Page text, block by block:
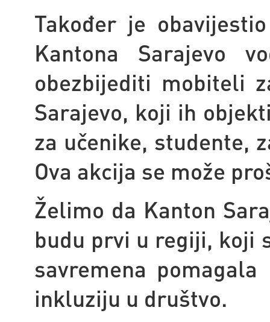
Također je
Kantona Sarajevo
obezbijediti mobiteli
Sarajevo, koji ih
za učenike, studente,
Ova akcija se može
Želimo da Kanton
budu prvi u regiji, koji
savremena
inkluziju u društvo.